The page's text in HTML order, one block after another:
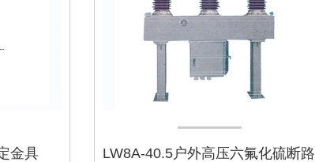
金具
LW8A-40.5户外高压六氟化硫断路